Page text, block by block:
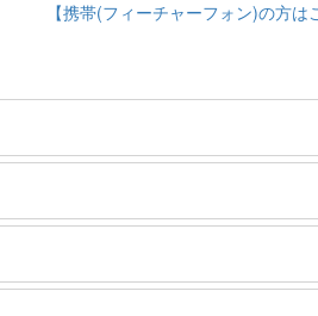
【携帯(フィーチャーフォン)の方は